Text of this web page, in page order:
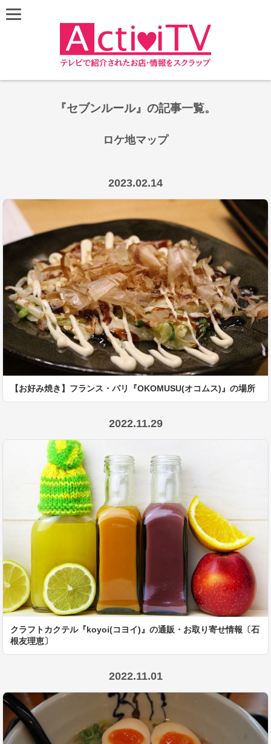
『セブンルール』の記事一覧。
ロケ地マップ
2023.02.14
【お好み焼き】フランス・パリ『OKOMUSU(オコムス)』の場所
2022.11.29
クラフトカクテル『koyoi(コヨイ)』の通販・お取り寄せ情報〔石
根友理恵〕
2022.11.01